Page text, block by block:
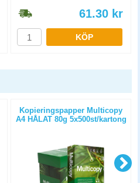
61.30 kr
KÖP
Kopieringspapper Multicopy
A4 HÅLAT 80g 5x500st/kartong